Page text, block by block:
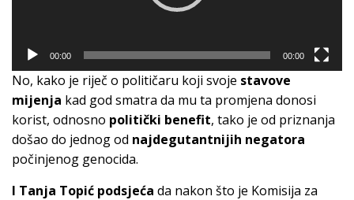
00:00 00:00
No, kako je riječ o političaru koji svoje stavove
mijenja kad god smatra da mu ta promjena donosi
korist, odnosno politički benefit, tako je od priznanja
došao do jednog od najdegutantnijih negatora
počinjenog genocida.
I Tanja Topić podsjeća da nakon što je Komisija za